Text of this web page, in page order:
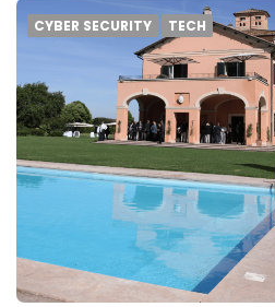
CYBER SECURITY TECH